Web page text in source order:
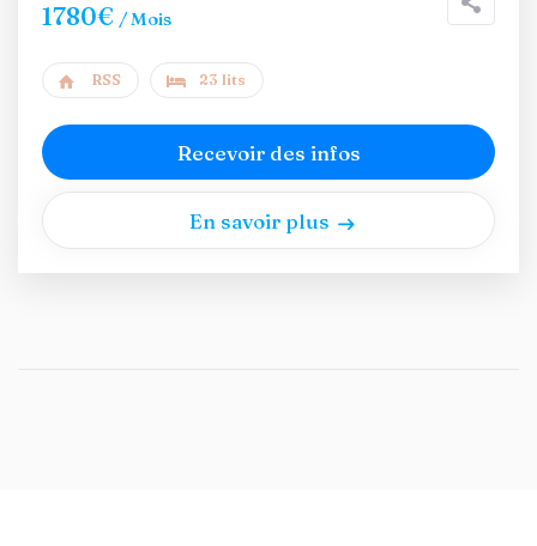
1780€ / Mois
RSS 23 lits
Recevoir des infos
En savoir plus